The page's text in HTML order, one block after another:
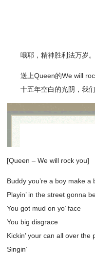
哦耶，精神胜利法万岁。
送上Queen的We will rock
十五年空白的光阴，我们
[Queen – We will rock you]
Buddy you’re a boy make a
Playin’ in the street gonna
You got mud on yo’ face
You big disgrace
Kickin’ your can all over the
Singin’